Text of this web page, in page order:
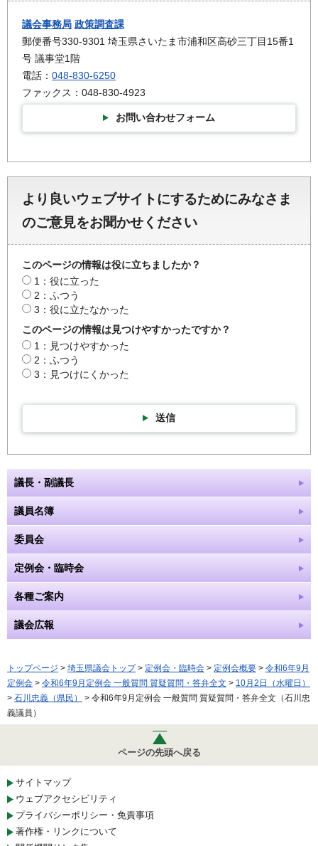
議会事務局 政策調査課
郵便番号330-9301 埼玉県さいたま市浦和区高砂三丁目15番1
号 議事堂1階
電話： 048-830-6250
ファックス：048-830-4923
お問い合わせフォーム
より良いウェブサイトにするためにみなさま
のご意見をお聞かせください
このページの情報は役に立ちましたか？
1：役に立った
2：ふつう
3：役に立たなかった
このページの情報は見つけやすかったですか？
1：見つけやすかった
2：ふつう
3：見つけにくかった
送信
議長・副議長
議員名簿
委員会
定例会・臨時会
各種ご案内
議会広報
トップページ > 埼玉県議会トップ> 定例会・臨時会 > 定例会概要 > 令和6年9月
定例会 > 令和6年9月定例会 一般質問 質疑質問・答弁全文 > 10月2日（水曜日）
> 石川忠義（県民）
> 令和6年9月定例会 一般質問 質疑質問・答弁全文（石川忠
義議員）
ページの先頭へ戻る
サイトマップ
ウェブアクセシビリティ
プライバシーポリシー・免責事項
著作権・リンクについて